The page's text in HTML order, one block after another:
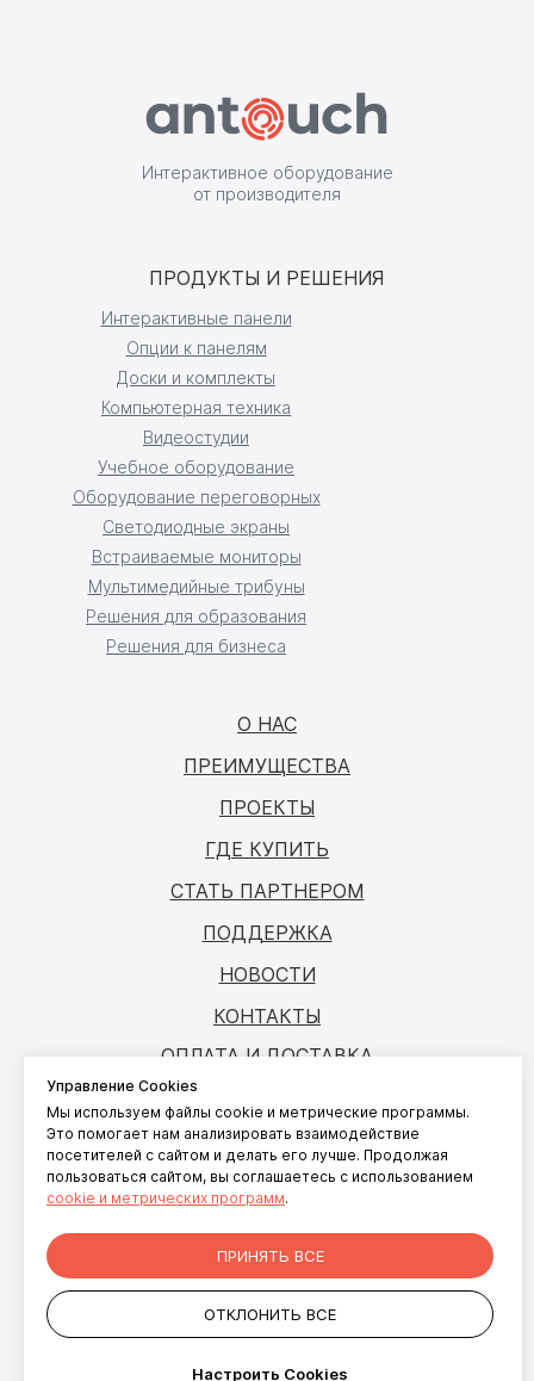
Новый
Интерактивное оборудование
от производителя
ПРОДУКТЫ И РЕШЕНИЯ
О НАС
© ANTOUCH, 2026. Все права защищены
Согласие на обработку персональных
данных
персональных данных пользователей
сайта
ПРЕИМУЩЕСТВА
ПРОЕКТЫ
ГДЕ КУПИТЬ
СТАТЬ ПАРТНЕРОМ
ПОДДЕРЖКА
+7 499 281-91-81
ООО "АНКОМП"
НОВОСТИ
КОНТАКТЫ
ОПЛАТА И ДОСТАВКА
Интерактивные панели
Доски и комплекты
Оборудование переговорных
Учебное оборудование
Светодиодные экраны
Встраиваемые мониторы
Мультимедийные трибуны
Решения для образования
Решения для бизнеса
Опции к панелям
Компьютерная техника
Видеостудии
Управление Cookies
Мы используем файлы cookie и метрические программы.
Это помогает нам анализировать взаимодействие
посетителей с сайтом и делать его лучше. Продолжая
пользоваться сайтом, вы соглашаетесь с использованием
cookie и метрических программ.
ПРИНЯТЬ ВСЕ
ОТКЛОНИТЬ ВСЕ
Настроить Cookies